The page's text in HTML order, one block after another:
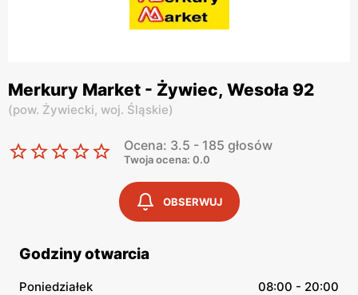
Merkury Market - Żywiec, Wesoła 92
(pow. Żywiecki, woj. Śląskie)
Ocena: 3.5 - 185 głosów
Twoja ocena: 0.0
OBSERWUJ
Godziny otwarcia
Poniedziałek
08:00 - 20:00